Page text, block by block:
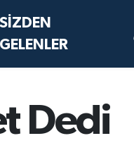
SİZDEN
GELENLER
Dedi